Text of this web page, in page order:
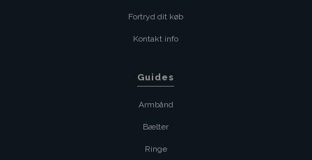
Fortryd dit køb
Kontakt info
Guides
Armbånd
Bælter
Ringe